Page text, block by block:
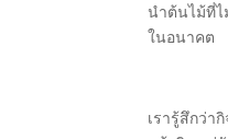
นำต้นไม้ที่ไ
ในอนาคต
เรารู้สึกว่า